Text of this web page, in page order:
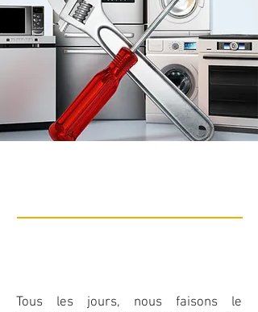
Tous les jours, nous faisons le